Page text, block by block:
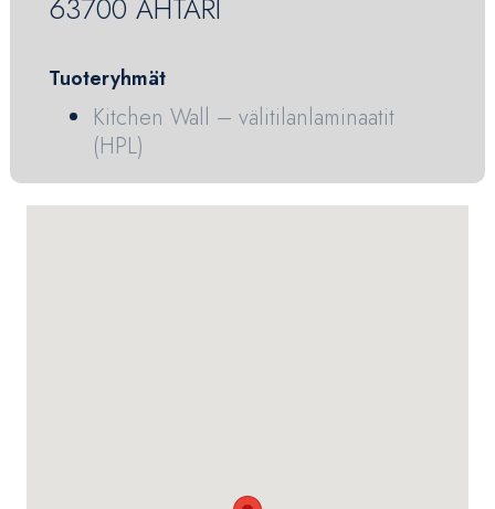
63700 ÄHTÄRI
Tuoteryhmät
Kitchen Wall – välitilanlaminaatit
(HPL)